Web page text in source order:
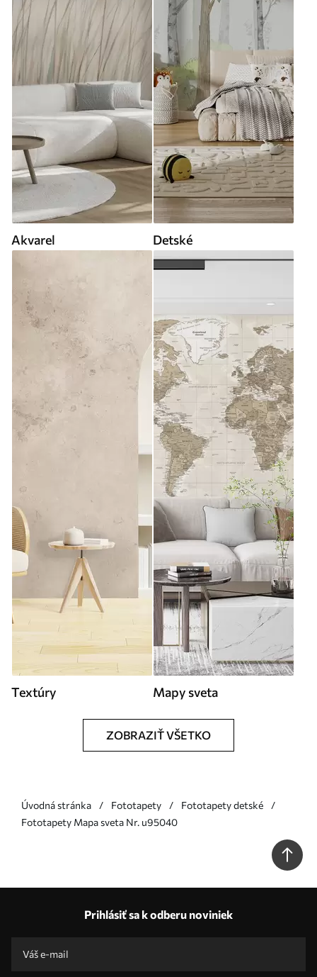
Akvarel Detské
Textúry Mapy sveta
ZOBRAZIŤ VŠETKO
Úvodná stránka Fototapety
Fototapety detské
Fototapety Mapa sveta Nr. u95040
Prihlásiť sa k odberu noviniek